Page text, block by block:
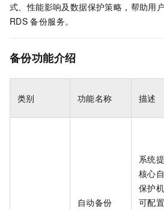
式、性能影响及数据保护策略，帮助用
RDS 备份服务。
备份功能介绍
类别 功能名称 描述
自动备份
系统
核心
保护
可配